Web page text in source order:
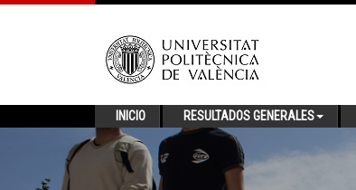
INICIO RESULTADOS GENERALES